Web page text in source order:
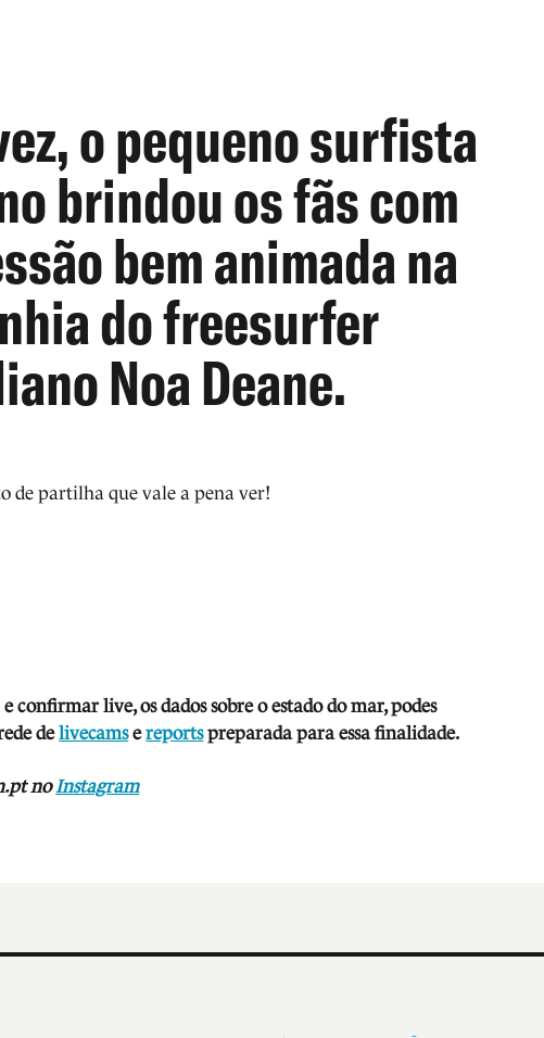
o pequeno surfista
brindou os fãs com
bem animada na
do freesurfer
Noa Deane.
de partilha que vale a pena ver!
confirmar live, os dados sobre o estado do mar, podes
delivecamsereportspreparada para essa finalidade.
noInstagram